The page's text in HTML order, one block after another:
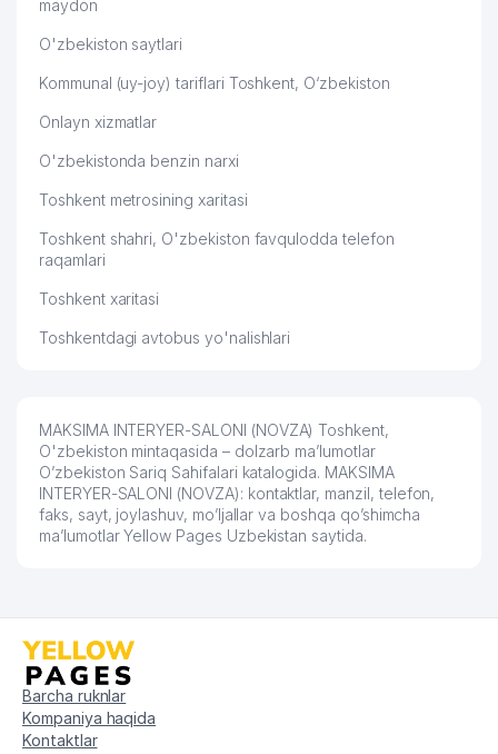
maydon
O'zbekiston saytlari
Kommunal (uy-joy) tariflari Toshkent, O‘zbekiston
Onlayn xizmatlar
O'zbekistonda benzin narxi
Toshkent metrosining xaritasi
Toshkent shahri, O'zbekiston favqulodda telefon
raqamlari
Toshkent xaritasi
Toshkentdagi avtobus yo'nalishlari
MAKSIMA INTERYER-SALONI (NOVZA) Toshkent,
O'zbekiston mintaqasida – dolzarb ma’lumotlar
O’zbekiston Sariq Sahifalari katalogida. MAKSIMA
INTERYER-SALONI (NOVZA): kontaktlar, manzil, telefon,
faks, sayt, joylashuv, mo’ljallar va boshqa qo’shimcha
ma’lumotlar Yellow Pages Uzbekistan saytida.
Barcha ruknlar
Kompaniya haqida
Kontaktlar